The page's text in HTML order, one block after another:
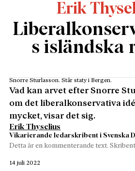
Erik
s isländska
Snorre Sturlasson. Står staty i Bergen.
Vad kan arvet efter Snorre
om det liberalkonservativa
mycket, visar det sig.
Erik Thyselius
Vikarierande ledarskribent i Svenska
Detta är en kommenterande text.
14 juli 2022